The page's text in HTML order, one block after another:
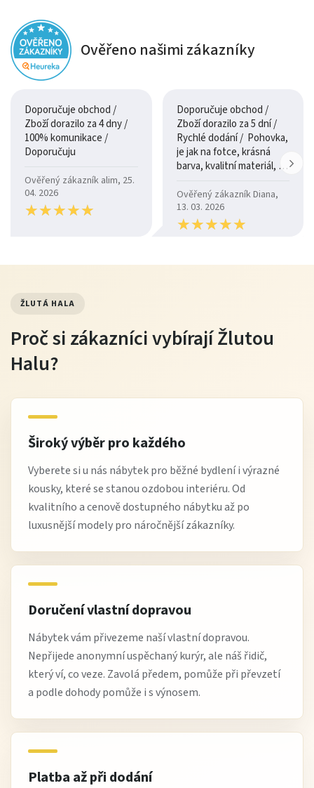
Ověřeno našimi zákazníky
Doporučuje obchod /
Zboží dorazilo za 4 dny /
100% komunikace /
Doporučuju
Ověřený zákazník alim, 25.
04. 2026
★★★★★
★★★★★
Doporučuje obchod /
Zboží dorazilo za 5 dní /
Rychlé dodání / Pohovka,
je jak na fotce, krásná
barva, kvalitní materiál, a
Ověřený zákazník Diana,
13. 03. 2026
★★★★★
★★★★★
ŽLUTÁ HALA
Proč si zákazníci vybírají Žlutou
Halu?
Široký výběr pro každého
Vyberete si u nás nábytek pro běžné bydlení i výrazné
kousky, které se stanou ozdobou interiéru. Od
kvalitního a cenově dostupného nábytku až po
luxusnější modely pro náročnější zákazníky.
Doručení vlastní dopravou
Nábytek vám přivezeme naší vlastní dopravou.
Nepřijede anonymní uspěchaný kurýr, ale náš řidič,
který ví, co veze. Zavolá předem, pomůže při převzetí
a podle dohody pomůže i s výnosem.
Platba až při dodání